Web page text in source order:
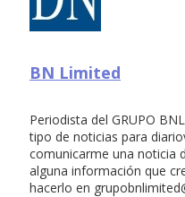
BN Limited
Periodista del GRUPO
tipo de noticias para
comunicarme una noticia
alguna información que
hacerlo en